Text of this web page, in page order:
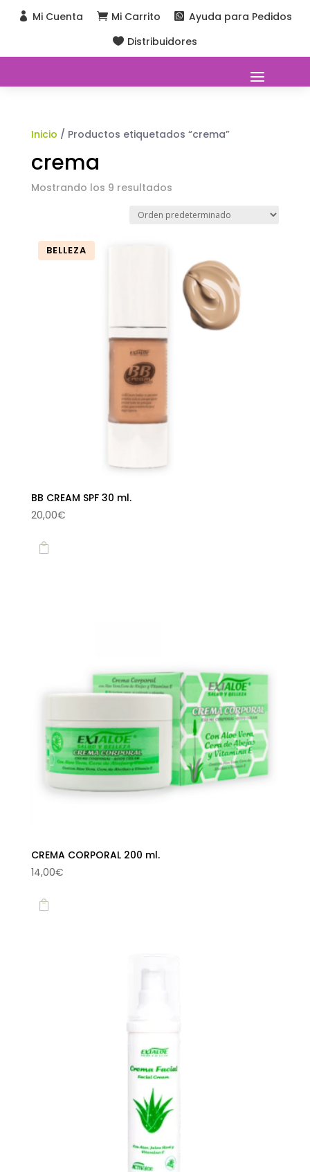
 Mi Cuenta  Mi Carrito  Ayuda para Pedidos
 Distribuidores
Inicio / Productos etiquetados “crema”
crema
Mostrando los 9 resultados
BELLEZA
BB CREAM SPF 30 ml.
20,00€

CREMA CORPORAL 200 ml.
14,00€
